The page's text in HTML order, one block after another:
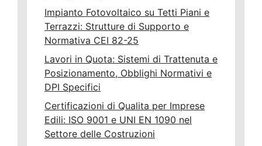
Impianto Fotovoltaico su Tetti Piani e
Terrazzi: Strutture di Supporto e
Normativa CEI 82-25
Lavori in Quota: Sistemi di Trattenuta e
Posizionamento, Obblighi Normativi e
DPI Specifici
Certificazioni di Qualita per Imprese
Edili: ISO 9001 e UNI EN 1090 nel
Settore delle Costruzioni